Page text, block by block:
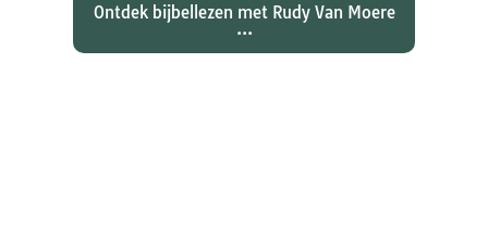
Ontdek bijbellezen met Rudy Van Moere
...